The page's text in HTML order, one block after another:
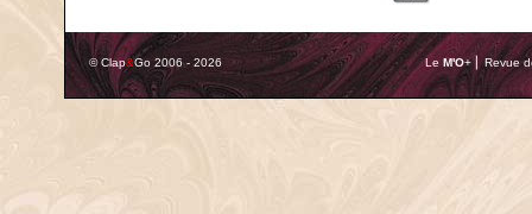
© Clap&Go 2006 - 2026 Le M'O+ ⎢ Revue